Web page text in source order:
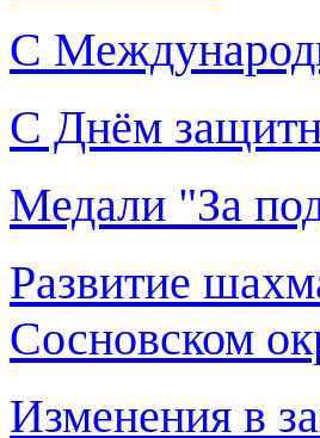
С
С Днём
Медали "За
Развитие
Сосновском
Изменения в